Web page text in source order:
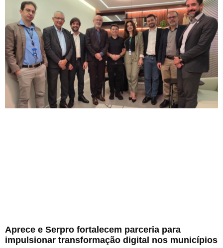
Aprece e Serpro fortalecem parceria para
impulsionar transformação digital nos municípios